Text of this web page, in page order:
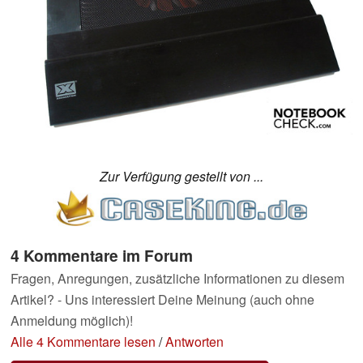
Zur Verfügung gestellt von ...
4 Kommentare im Forum
Fragen, Anregungen, zusätzliche Informationen zu diesem
Artikel? - Uns interessiert Deine Meinung (auch ohne
Anmeldung möglich)!
Alle 4 Kommentare lesen /Antworten